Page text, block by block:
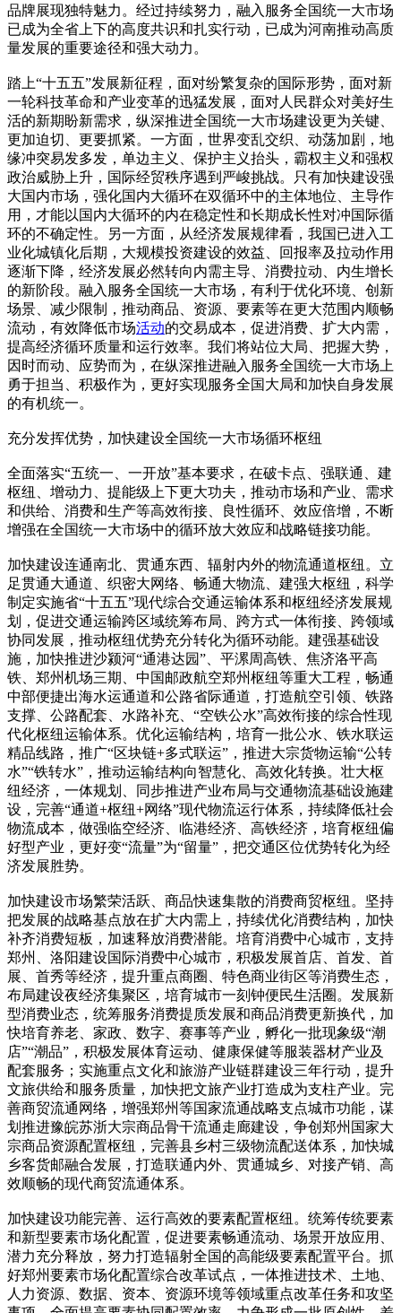
品牌展现独特魅力。经过持续努力，融入服务全国统一大市场
已成为全省上下的高度共识和扎实行动，已成为河南推动高质
量发展的重要途径和强大动力。
踏上“十五五”发展新征程，面对纷繁复杂的国际形势，面对新
一轮科技革命和产业变革的迅猛发展，面对人民群众对美好生
活的新期盼新需求，纵深推进全国统一大市场建设更为关键、
更加迫切、更要抓紧。一方面，世界变乱交织、动荡加剧，地
缘冲突易发多发，单边主义、保护主义抬头，霸权主义和强权
政治威胁上升，国际经贸秩序遇到严峻挑战。只有加快建设强
大国内市场，强化国内大循环在双循环中的主体地位、主导作
用，才能以国内大循环的内在稳定性和长期成长性对冲国际循
环的不确定性。另一方面，从经济发展规律看，我国已进入工
业化城镇化后期，大规模投资建设的效益、回报率及拉动作用
逐渐下降，经济发展必然转向内需主导、消费拉动、内生增长
的新阶段。融入服务全国统一大市场，有利于优化环境、创新
场景、减少限制，推动商品、资源、要素等在更大范围内顺畅
流动，有效降低市场活动的交易成本，促进消费、扩大内需，
提高经济循环质量和运行效率。我们将站位大局、把握大势，
因时而动、应势而为，在纵深推进融入服务全国统一大市场上
勇于担当、积极作为，更好实现服务全国大局和加快自身发展
的有机统一。
充分发挥优势，加快建设全国统一大市场循环枢纽
全面落实“五统一、一开放”基本要求，在破卡点、强联通、建
枢纽、增动力、提能级上下更大功夫，推动市场和产业、需求
和供给、消费和生产等高效衔接、良性循环、效应倍增，不断
增强在全国统一大市场中的循环放大效应和战略链接功能。
加快建设连通南北、贯通东西、辐射内外的物流通道枢纽。立
足贯通大通道、织密大网络、畅通大物流、建强大枢纽，科学
制定实施省“十五五”现代综合交通运输体系和枢纽经济发展规
划，促进交通运输跨区域统筹布局、跨方式一体衔接、跨领域
协同发展，推动枢纽优势充分转化为循环动能。建强基础设
施，加快推进沙颍河“通港达园”、平漯周高铁、焦济洛平高
铁、郑州机场三期、中国邮政航空郑州枢纽等重大工程，畅通
中部便捷出海水运通道和公路省际通道，打造航空引领、铁路
支撑、公路配套、水路补充、“空铁公水”高效衔接的综合性现
代化枢纽运输体系。优化运输结构，培育一批公水、铁水联运
精品线路，推广“区块链+多式联运”，推进大宗货物运输“公转
水”“铁转水”，推动运输结构向智慧化、高效化转换。壮大枢
纽经济，一体规划、同步推进产业布局与交通物流基础设施建
设，完善“通道+枢纽+网络”现代物流运行体系，持续降低社会
物流成本，做强临空经济、临港经济、高铁经济，培育枢纽偏
好型产业，更好变“流量”为“留量”，把交通区位优势转化为经
济发展胜势。
加快建设市场繁荣活跃、商品快速集散的消费商贸枢纽。坚持
把发展的战略基点放在扩大内需上，持续优化消费结构，加快
补齐消费短板，加速释放消费潜能。培育消费中心城市，支持
郑州、洛阳建设国际消费中心城市，积极发展首店、首发、首
展、首秀等经济，提升重点商圈、特色商业街区等消费生态，
布局建设夜经济集聚区，培育城市一刻钟便民生活圈。发展新
型消费业态，统筹服务消费提质发展和商品消费更新换代，加
快培育养老、家政、数字、赛事等产业，孵化一批现象级“潮
店”“潮品”，积极发展体育运动、健康保健等服装器材产业及
配套服务；实施重点文化和旅游产业链群建设三年行动，提升
文旅供给和服务质量，加快把文旅产业打造成为支柱产业。完
善商贸流通网络，增强郑州等国家流通战略支点城市功能，谋
划推进豫皖苏浙大宗商品骨干流通走廊建设，争创郑州国家大
宗商品资源配置枢纽，完善县乡村三级物流配送体系，加快城
乡客货邮融合发展，打造联通内外、贯通城乡、对接产销、高
效顺畅的现代商贸流通体系。
加快建设功能完善、运行高效的要素配置枢纽。统筹传统要素
和新型要素市场化配置，促进要素畅通流动、场景开放应用、
潜力充分释放，努力打造辐射全国的高能级要素配置平台。抓
好郑州要素市场化配置综合改革试点，一体推进技术、土地、
人力资源、数据、资本、资源环境等领域重点改革任务和攻坚